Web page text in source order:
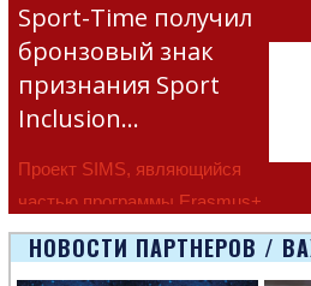
Sport-Time получил
бронзовый знак
признания Sport
Inclusion…
Проект SIMS, являющийся
частью программы Erasmus+
Европейско
НОВОСТИ ПАРТНЕРОВ /